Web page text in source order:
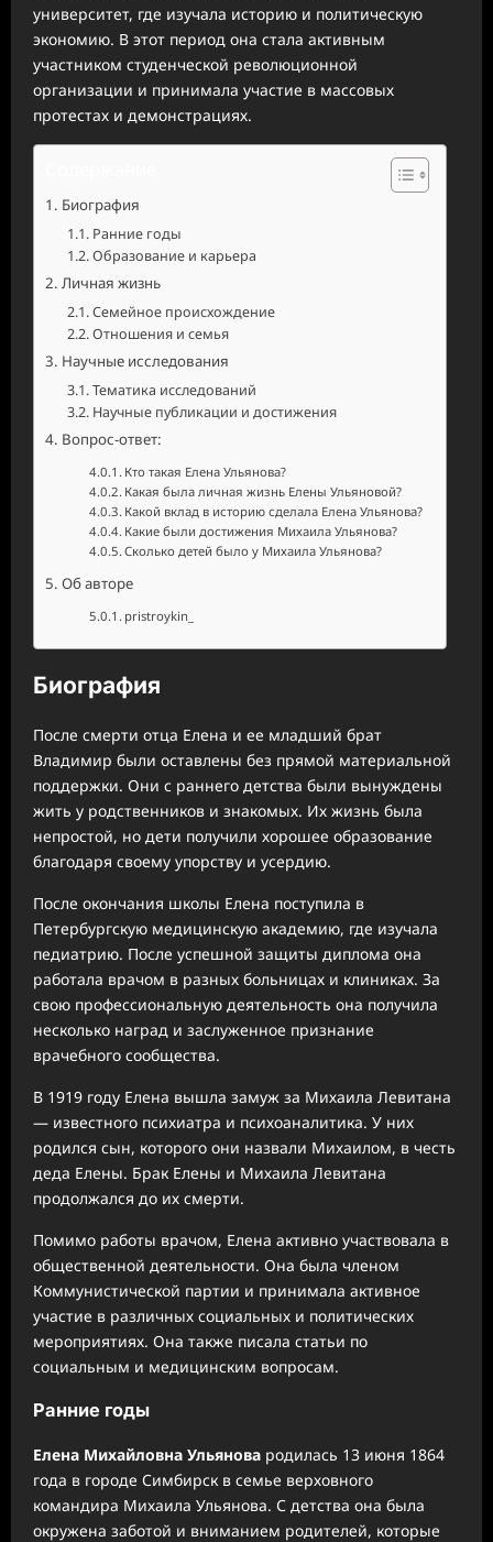
университет, где изучала историю и политическую
экономию. В этот период она стала активным
участником студенческой революционной
организации и принимала участие в массовых
протестах и демонстрациях.
Биография
Ранние годы
Образование и карьера
Личная жизнь
Семейное происхождение
Отношения и семья
Научные исследования
Тематика исследований
Научные публикации и достижения
Вопрос-ответ:
Кто такая Елена Ульянова?
Какая была личная жизнь Елены Ульяновой?
Какой вклад в историю сделала Елена Ульянова?
Какие были достижения Михаила Ульянова?
Сколько детей было у Михаила Ульянова?
Об авторе
pristroykin_
Биография
После смерти отца Елена и ее младший брат
Владимир были оставлены без прямой материальной
поддержки. Они с раннего детства были вынуждены
жить у родственников и знакомых. Их жизнь была
непростой, но дети получили хорошее образование
благодаря своему упорству и усердию.
После окончания школы Елена поступила в
Петербургскую медицинскую академию, где изучала
педиатрию. После успешной защиты диплома она
работала врачом в разных больницах и клиниках. За
свою профессиональную деятельность она получила
несколько наград и заслуженное признание
врачебного сообщества.
В 1919 году Елена вышла замуж за Михаила Левитана
— известного психиатра и психоаналитика. У них
родился сын, которого они назвали Михаилом, в честь
деда Елены. Брак Елены и Михаила Левитана
продолжался до их смерти.
Помимо работы врачом, Елена активно участвовала в
общественной деятельности. Она была членом
Коммунистической партии и принимала активное
участие в различных социальных и политических
мероприятиях. Она также писала статьи по
социальным и медицинским вопросам.
Ранние годы
Елена Михайловна Ульянова родилась 13 июня 1864
года в городе Симбирск в семье верховного
командира Михаила Ульянова. С детства она была
окружена заботой и вниманием родителей, которые